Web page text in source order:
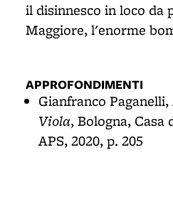
il disinnesco in loco da
Maggiore, l'enorme
APPROFONDIMENTI
Gianfranco Paganelli,
Viola, Bologna,
APS, 2020, p. 205